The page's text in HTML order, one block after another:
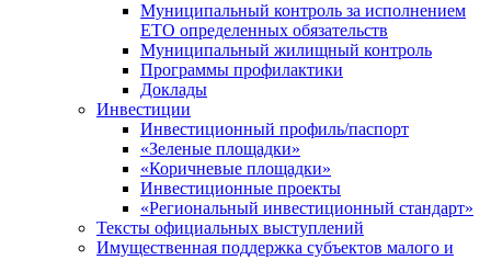
Муниципальный контроль за исполнением
ЕТО определенных обязательств
Муниципальный жилищный контроль
Программы профилактики
Доклады
Инвестиции
Инвестиционный профиль/паспорт
«Зеленые площадки»
«Коричневые площадки»
Инвестиционные проекты
«Региональный инвестиционный стандарт»
Тексты официальных выступлений
Имущественная поддержка субъектов малого и